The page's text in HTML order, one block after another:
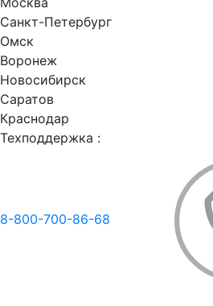
Санкт-Петербург
Омск
Воронеж
Новосибирск
Саратов
Краснодар
Техподдержка :
8-800-700-86-68